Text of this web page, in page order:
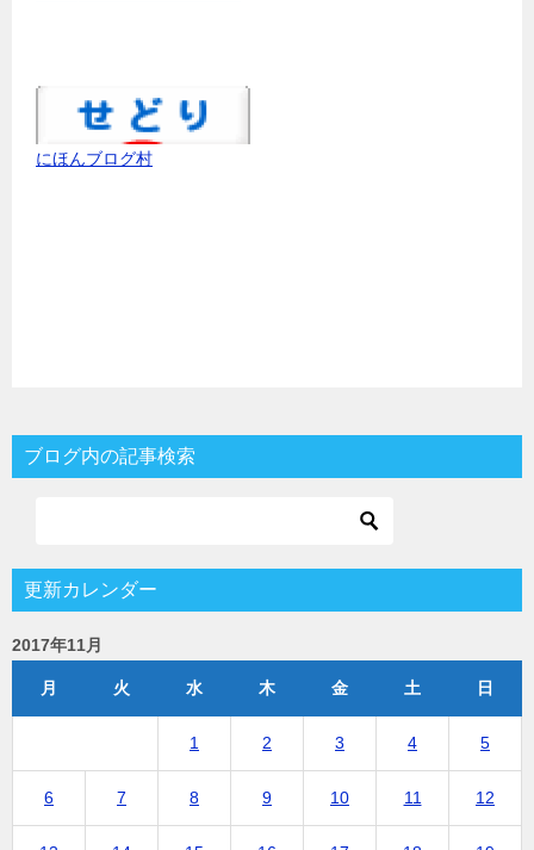
にほんブログ村
ブログ内の記事検索
更新カレンダー
2017年11月
月 火 水 木 金 土 日
1 2 3 4 5
6 7 8 9 10 11 12